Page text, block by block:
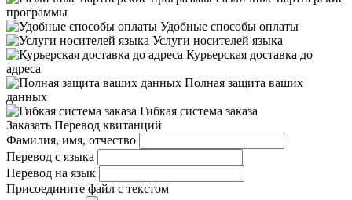
программы
Удобные способы оплаты
Услуги носителей языка
Курьерская доставка до
адреса
Полная защита ваших
данных
Гибкая система заказа
Заказать Перевод квитанций
Фамилия, имя, отчество
Перевод с языка
Перевод на язык
Присоедините файл с текстом